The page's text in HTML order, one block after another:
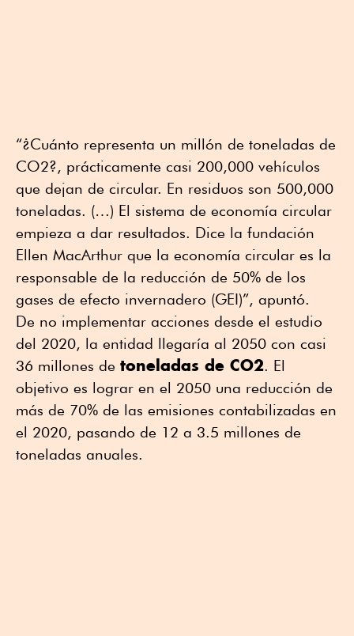
“¿Cuánto representa un millón de toneladas de
CO2?, prácticamente casi 200,000 vehículos
que dejan de circular. En residuos son 500,000
toneladas. (…) El sistema de economía circular
empieza a dar resultados. Dice la fundación
Ellen MacArthur que la economía circular es la
responsable de la reducción de 50% de los
gases de efecto invernadero (GEI)”, apuntó.
De no implementar acciones desde el estudio
del 2020, la entidad llegaría al 2050 con casi
36 millones de toneladas de CO2. El
objetivo es lograr en el 2050 una reducción de
más de 70% de las emisiones contabilizadas en
el 2020, pasando de 12 a 3.5 millones de
toneladas anuales.